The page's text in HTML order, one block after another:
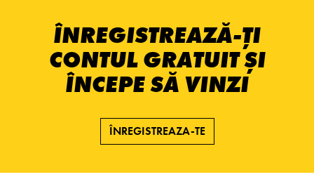
ÎNREGISTREAZĂ-ȚI
CONTUL GRATUIT ȘI
ÎNCEPE SĂ VINZI
ÎNREGISTREAZA-TE